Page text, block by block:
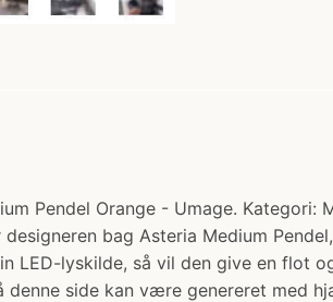
Pendel Orange - Umage.
designeren bag Asteria Medium
LED-lyskilde, så vil den give en flot
denne side kan være genereret med